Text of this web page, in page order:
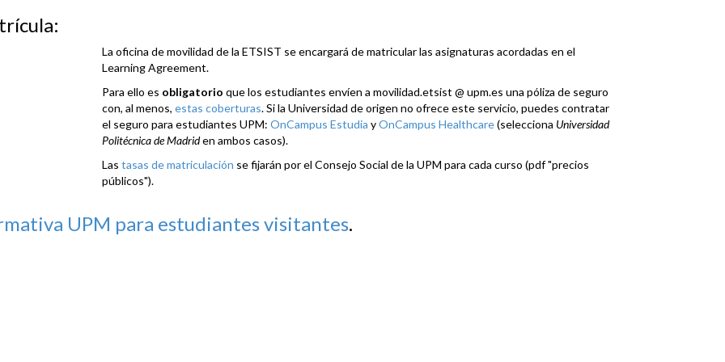
La oficina de movilidad de la ETSIST se encargará de matricular las asignaturas acordadas en el
Learning Agreement.
Para ello es obligatorio que los estudiantes envíen a movilidad.etsist @ upm.es una póliza de seguro
con, al menos, estas coberturas. Si la Universidad de origen no ofrece este servicio, puedes contratar
el seguro para estudiantes UPM: OnCampus Estudia yOnCampus Healthcare(selecciona Universidad
Politécnica de Madriden ambos casos).
Las tasas de matriculación se fijarán por el Consejo Social de la UPM para cada curso (pdf "precios
públicos").
UPM para estudiantes visitantes.